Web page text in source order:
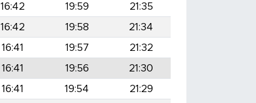
16:42 19:59
21:35
16:42 19:58
21:34
16:41 19:57
21:32
16:41 19:56
21:30
16:41 19:54
21:29